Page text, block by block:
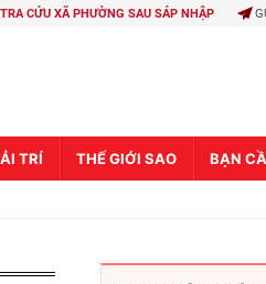
TRA CỨU XÃ PHƯỜNG SAU SÁP NHẬP
TRÍ THẾ GIỚI SAO BẠN